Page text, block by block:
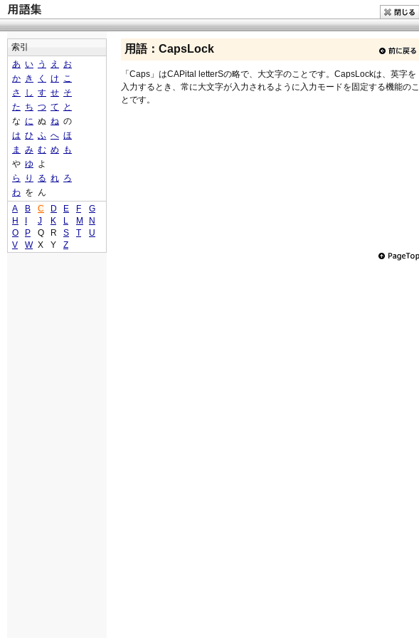
用語：CapsLock
「Caps」はCAPital letterSの略で、大文字のことです。CapsLockは、英字を
入力するとき、常に大文字が入力されるように入力モードを固定する機能のこ
とです。
索引
あ い う え
お
か き く け こ
さ
し す せ そ
た ち つ て
と
な に ぬ ね の
は ひ ふ へ ほ
ま
み む め
も
や ゆ よ
ら
り る れ ろ
わ を ん
A
B C D E F
G
H
J K L M
N
O
P Q R S T
U
V
W X Y Z